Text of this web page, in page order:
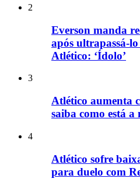
2
Everson manda
após ultrapassá-
Atlético: ‘Ídolo’
3
Atlético aumenta
saiba como está a
4
Atlético sofre
para duelo com